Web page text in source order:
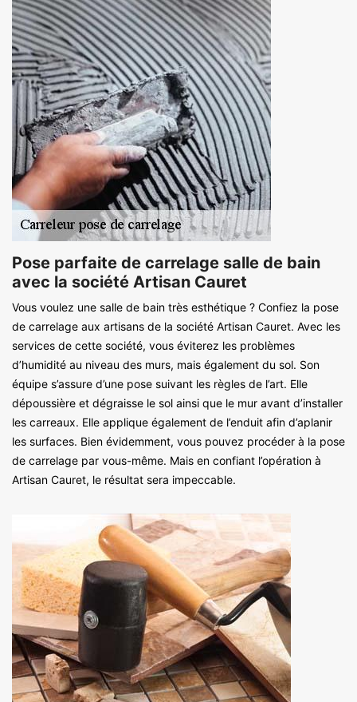
Pose parfaite de carrelage salle de bain
avec la société Artisan Cauret
Vous voulez une salle de bain très esthétique ? Confiez la pose
de carrelage aux artisans de la société Artisan Cauret. Avec les
services de cette société, vous éviterez les problèmes
d’humidité au niveau des murs, mais également du sol. Son
équipe s’assure d’une pose suivant les règles de l’art. Elle
dépoussière et dégraisse le sol ainsi que le mur avant d’installer
les carreaux. Elle applique également de l’enduit afin d’aplanir
les surfaces. Bien évidemment, vous pouvez procéder à la pose
de carrelage par vous-même. Mais en confiant l’opération à
Artisan Cauret, le résultat sera impeccable.